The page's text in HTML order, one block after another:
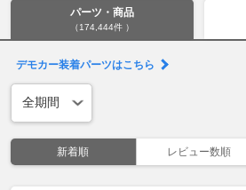
パーツ・商品
（174,444件 ）
デモカー装着パーツはこちら
新着順 レビュー数順